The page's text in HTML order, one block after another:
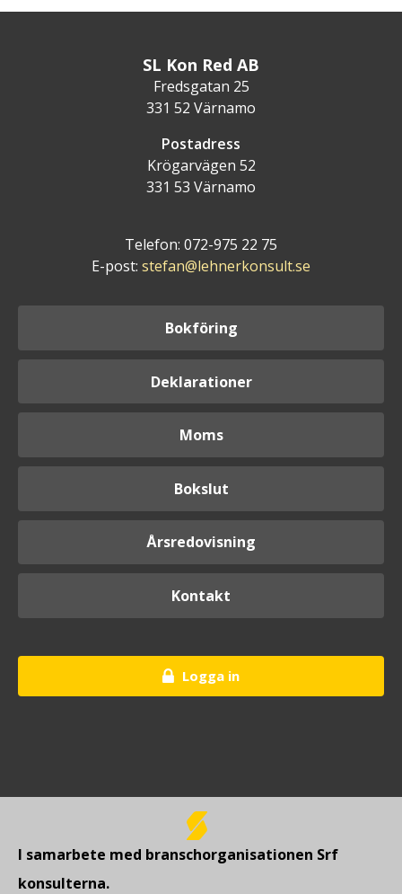
SL Kon Red AB
Fredsgatan 25
331 52 Värnamo
Postadress
Krögarvägen 52
331 53 Värnamo
Telefon: 072-975 22 75
E-post: stefan@lehnerkonsult.se
Bokföring
Deklarationer
Moms
Bokslut
Årsredovisning
Kontakt
Logga in
I samarbete med branschorganisationen Srf
konsulterna.